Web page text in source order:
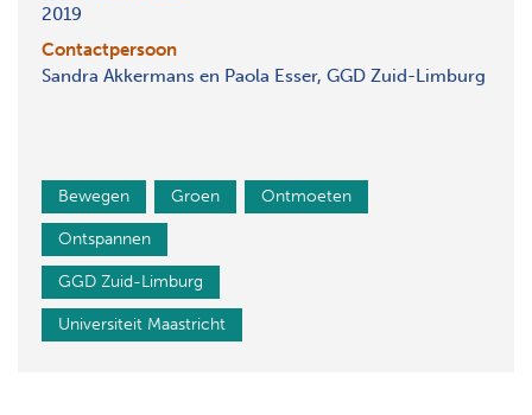
2019
Contactpersoon
Sandra Akkermans en Paola Esser, GGD Zuid-Limburg
Bewegen Groen Ontmoeten
Ontspannen
GGD Zuid-Limburg
Universiteit Maastricht